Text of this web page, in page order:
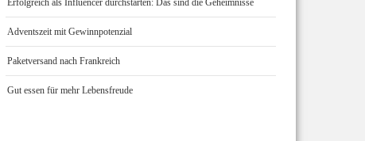
Erfolgreich als Influencer durchstarten: Das sind die Geheimnisse
Adventszeit mit Gewinnpotenzial
Paketversand nach Frankreich
Gut essen für mehr Lebensfreude